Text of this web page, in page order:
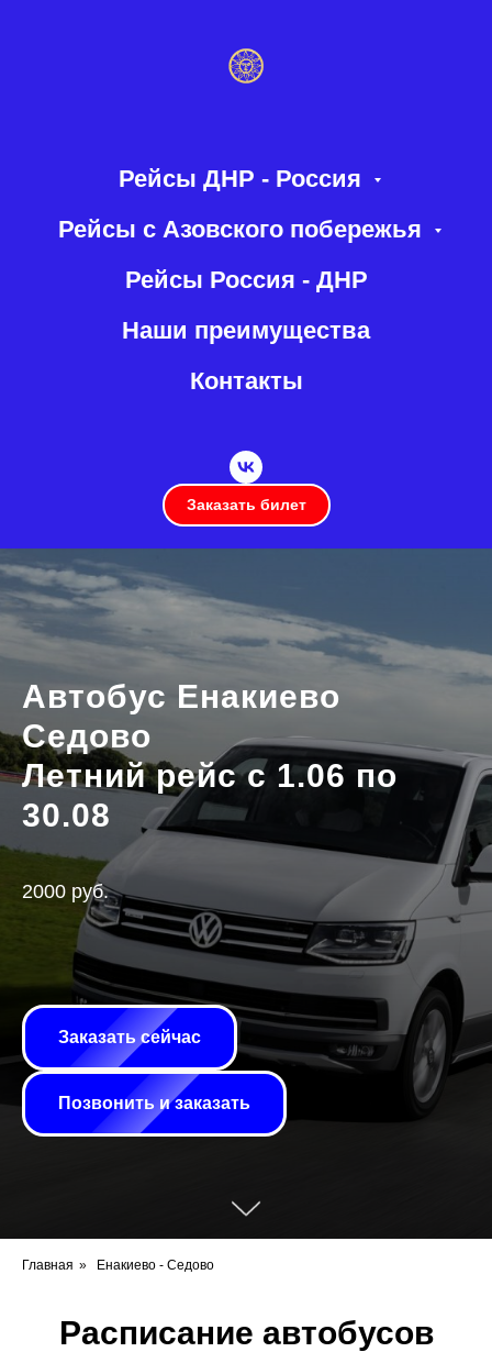
Рейсы ДНР - Россия
Рейсы с Азовского побережья
Рейсы Россия - ДНР
Наши преимущества
Контакты
Заказать билет
Автобус Енакиево
Седово
Летний рейс с 1.06 по
30.08
2000 руб.
Заказать сейчас
Позвонить и заказать
Главная » Енакиево - Седово
Расписание автобусов